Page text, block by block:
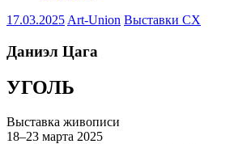
17.03.2025 Art-Union Выставки СХ
Даниэл Цага
УГОЛЬ
Выставка живописи
18–23 марта 2025